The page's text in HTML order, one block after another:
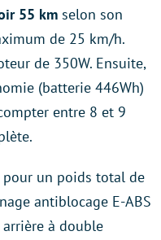
55 km selon son
de 25 km/h.
de 350W. Ensuite,
(batterie 446Wh)
entre 8 et 9
un poids total de
antiblocage E-ABS
à double